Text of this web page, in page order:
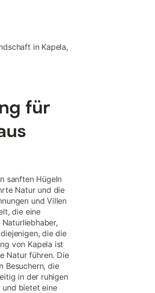
in Kapela,
für
sanften Hügeln
Natur und die
und Villen
die eine
die die
von Kapela ist
Natur führen. Die
Besuchern, die
in der ruhigen
und bietet eine